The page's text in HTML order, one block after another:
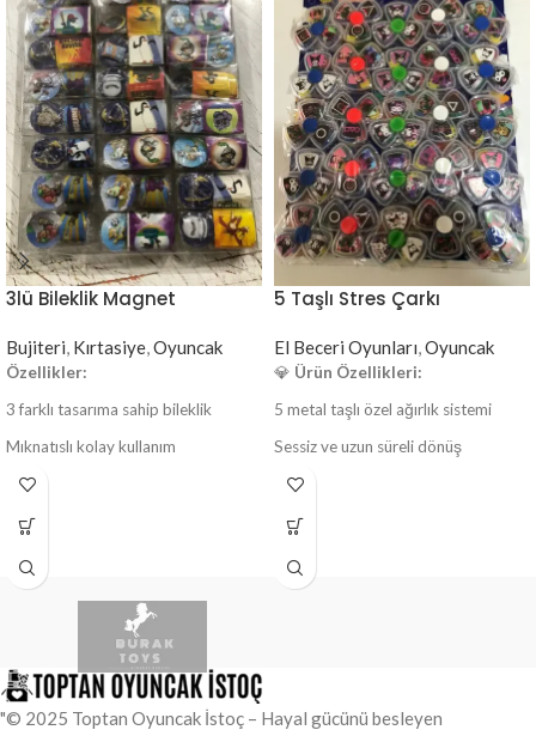
3lü Bileklik Magnet
Bujiteri, Kırtasiye,Oyuncak
Özellikler:
3 farklı tasarıma sahip bileklik
Mıknatıslı kolay kullanım
Çocuklar için güvenli ve kaliteli
3 yaş ve üzeri için uygundur
Toptan satışa uygundur. Kırtasiye,
oyuncakçı, market ve hediyelik eşya
mağazaları için ideal bir ürün! Uygun
fiyat, yüksek kar marjı ve hızlı
teslimat avantajlarıyla.
5 Taşlı Stres Çarkı
El Beceri Oyunları,Oyuncak
💎 Ürün Özellikleri:
5 metal taşlı özel ağırlık sistemi
Sessiz ve uzun süreli dönüş
Dayanıklı gövde yapısı
Renkli ve metalik görünümlü çeşitler
Avuç içine tam oturan ergonomik
tasarım
"© 2025 Toptan Oyuncak İstoç – Hayal gücünü besleyen